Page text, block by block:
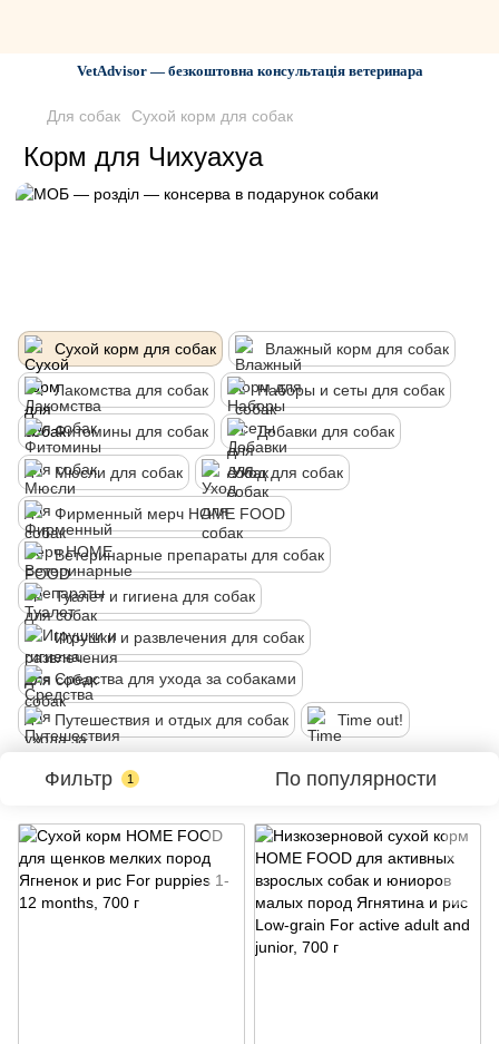
VetAdvisor — безкоштовна консультація ветеринара
Для собак Сухой корм для собак
Корм для Чихуахуа
Сухой корм для собак Влажный корм для собак
Лакомства для собак Наборы и сеты для собак
Фитомины для собак Добавки для собак
Мюсли для собак Уход для собак
Фирменный мерч HOME FOOD
Ветеринарные препараты для собак
Туалет и гигиена для собак
Игрушки и развлечения для собак
Средства для ухода за собаками
Путешествия и отдых для собак Time out!
Фильтр 1 По популярности